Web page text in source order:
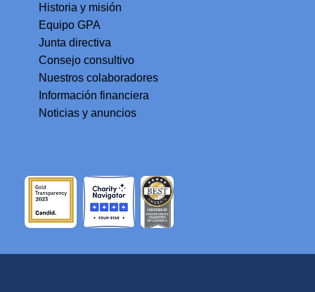
Historia y misión
Equipo GPA
Junta directiva
Consejo consultivo
Nuestros colaboradores
Información financiera
Noticias y anuncios